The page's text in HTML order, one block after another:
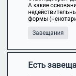
А какие
формы
Завещания
Есть